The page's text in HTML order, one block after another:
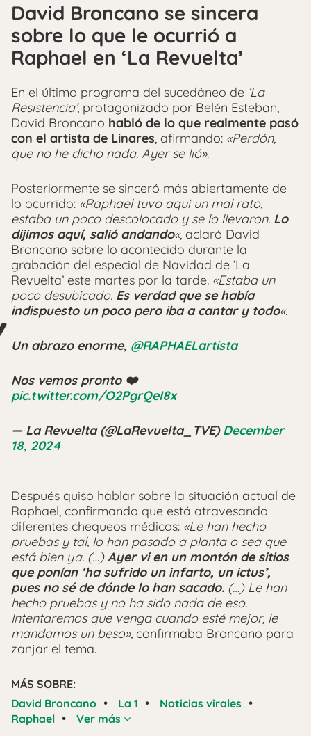
David Broncano se sincera
sobre lo que le ocurrió a
Raphael en ‘La Revuelta’
En el último programa del sucedáneo de ‘La
Resistencia’, protagonizado por Belén Esteban,
David Broncano habló de lo que realmente pasó
con el artista de Linares, afirmando: «Perdón,
que no he dicho nada. Ayer se lió».
Posteriormente se sinceró más abiertamente de
lo ocurrido: «Raphael tuvo aquí un mal rato,
estaba un poco descolocado y se lo llevaron. Lo
dijimos aquí, salió andando«, aclaró David
Broncano sobre lo acontecido durante la
grabación del especial de Navidad de ‘La
Revuelta’ este martes por la tarde. «Estaba un
poco desubicado. Es verdad que se había
indispuesto un poco pero iba a cantar y todo«.
Un abrazo enorme, @RAPHAELartista
Nos vemos pronto ❤️
pic.twitter.com/O2PgrQeI8x
— La Revuelta (@LaRevuelta_TVE)December
18, 2024
Después quiso hablar sobre la situación actual de
Raphael, confirmando que está atravesando
diferentes chequeos médicos: «Le han hecho
pruebas y tal, lo han pasado a planta o sea que
está bien ya. (…)Ayer vi en un montón de sitios
que ponían ‘ha sufrido un infarto, un ictus’,
pues no sé de dónde lo han sacado. (…) Le han
hecho pruebas y no ha sido nada de eso.
Intentaremos que venga cuando esté mejor, le
mandamos un beso», confirmaba Broncano para
zanjar el tema.
MÁS SOBRE:
David Broncano • La 1 • Noticias virales •
Raphael • Ver más